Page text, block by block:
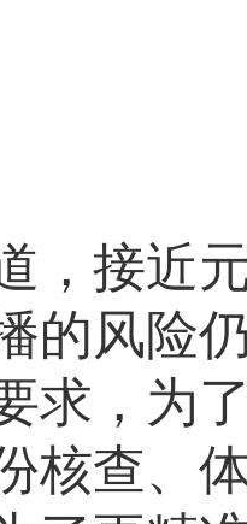
，接近
的风险
求，为
核查、